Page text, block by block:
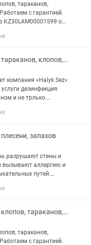
тараканов,
с гарантией.
KZ30LAM00001599 от
Эпид контроля
Уничтожение тараканов, клопов, крыс
компания «Halyk Sez»
дезинфекция
и не трлько.
и здоровье — это
запахов
разрушают стены и
вызывают аллергию и
путей.
споры и
Уничтожение клопов, тараканов, дезинфекция, дезинсекция
тараканов,
с гарантией.